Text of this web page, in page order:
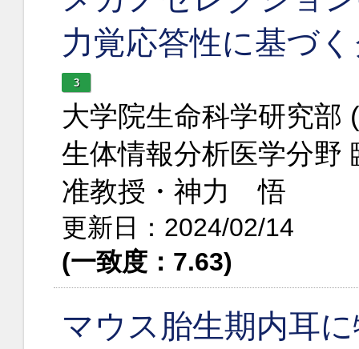
力覚応答性に基づ
3
大学院生命科学研究
生体情報分析医学分野
准教授・神力 悟
更新日：2024/02/14
(一致度：7.63)
マウス胎生期内耳